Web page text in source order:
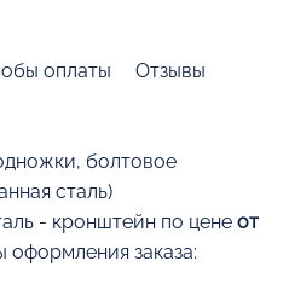
оплаты
Отзывы
болтовое
сталь)
- кронштейн по цене от
оформления заказа: